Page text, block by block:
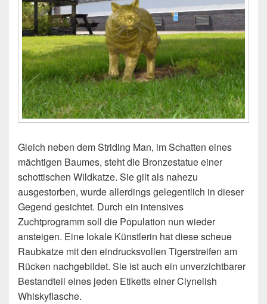
Gleich neben dem Striding Man, im Schatten eines
mächtigen Baumes, steht die Bronzestatue einer
schottischen Wildkatze. Sie gilt als nahezu
ausgestorben, wurde allerdings gelegentlich in dieser
Gegend gesichtet. Durch ein intensives
Zuchtprogramm soll die Population nun wieder
ansteigen. Eine lokale Künstlerin hat diese scheue
Raubkatze mit den eindrucksvollen Tigerstreifen am
Rücken nachgebildet. Sie ist auch ein unverzichtbarer
Bestandteil eines jeden Etiketts einer Clynelish
Whiskyflasche.